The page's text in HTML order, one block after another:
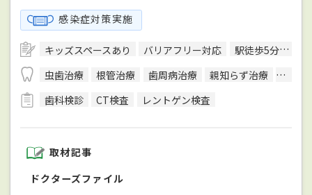
感染症対策実施
キッズスペースあり バリアフリー対応 駅徒歩5分圏内
虫歯治療
根管治療 歯周病治療 親知らず治療
入れ
歯科検診
CT検査 レントゲン検査
取材記事
ドクターズファイル